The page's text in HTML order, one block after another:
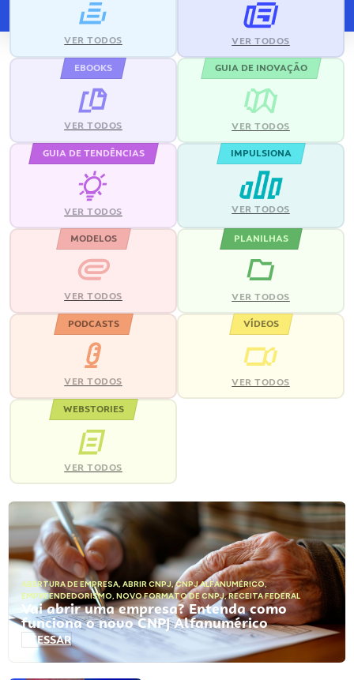
VER TODOS VER TODOS
EBOOKS
VER TODOS
GUIA DE INOVAÇÃO
VER TODOS
GUIA DE TENDÊNCIAS
VER TODOS
IMPULSIONA
VER TODOS
MODELOS
VER TODOS
PLANILHAS
VER TODOS
PODCASTS
VER TODOS
VÍDEOS
VER TODOS
WEBSTORIES
VER TODOS
ABERTURA DE EMPRESA, ABRIR CNPJ,CNPJ ALFANUMÉRICO,
EMPREENDEDORISMO, NOVO FORMATO DE CNPJ,RECEITA FEDERAL
Vai abrir uma empresa? Entenda como
funciona o novo CNPJ Alfanumérico
ACESSAR